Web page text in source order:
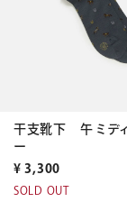
干支靴下 午 ミデ
ー
¥ 3,300
SOLD OUT